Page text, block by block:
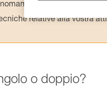
relative alla vostra
o doppio?